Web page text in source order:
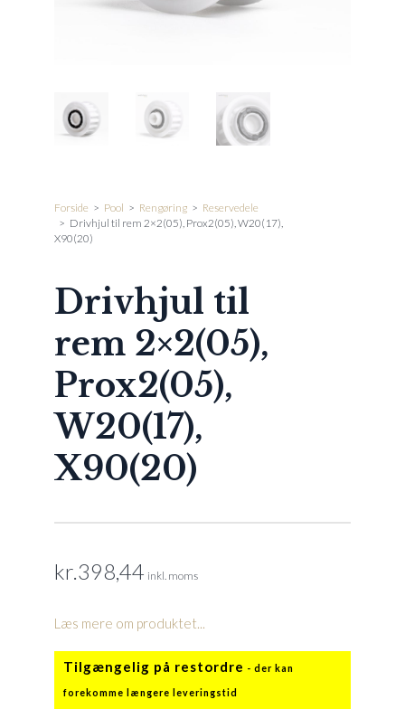
Forside > Pool > Rengøring > Reservedele
> Drivhjul til rem 2×2(05), Prox2(05), W20(17),
X90(20)
Drivhjul til
rem 2×2(05),
Prox2(05),
W20(17),
X90(20)
kr. 398,44 inkl. moms
Læs mere om produktet...
Tilgængelig på restordre